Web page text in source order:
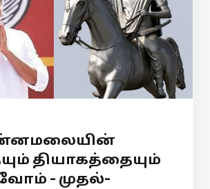
தியாகத்தையும்
- முதல்-